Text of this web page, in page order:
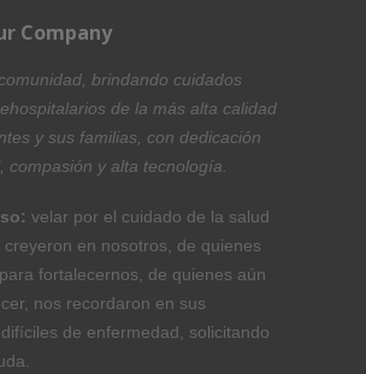
Company
brindando cuidados
de la más alta calidad
y sus familias, con dedicación
compasión y alta tecnología.
velar por el cuidado de la salud
creyeron en nosotros, de quienes
fortalecernos, de quienes aún
nos recordaron en sus
de enfermedad, solicitando